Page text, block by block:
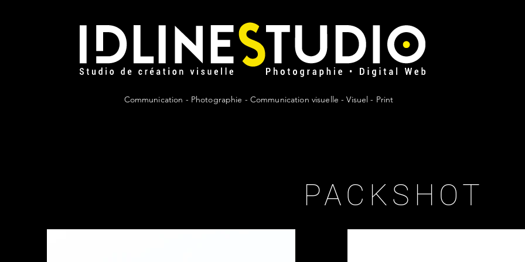
Communication - Photographie - Communication visuelle - Visuel - Print
PACKSHOT